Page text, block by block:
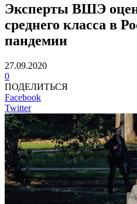
Эксперты ВШЭ
среднего класса в
пандемии
27.09.2020
0
ПОДЕЛИТЬСЯ
Facebook
Twitter